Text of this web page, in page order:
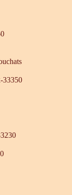
33350